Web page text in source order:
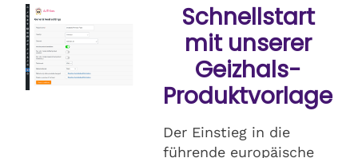
Schnellstart
mit unserer
Geizhals-
Produktvorlage
Der Einstieg in die
führende europäische